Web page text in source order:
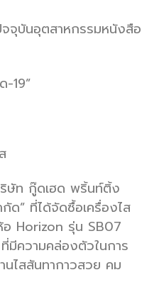
จุบันอุตสาหกรรมหนังสือ
-19”
ษัท กู๊ดเฮด พริ้นท์ติ้ง
” ที่ได้จัดซื้อเครื่องไส
อ Horizon รุ่น SB07
มีความคล่องตัวในการ
ไสสันทากาวสวย คม